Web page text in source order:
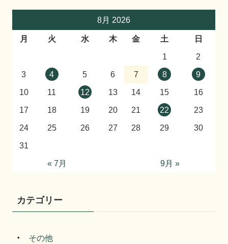
8月 2026
月 火 水 木 金 土
日
1
2
3
4 5 6 7 8
9
10
11 12 13 14 15
16
17
18 19 20 21 22
23
24
25 26 27 28 29
30
31
« 7月
9月 »
カテゴリー
その他